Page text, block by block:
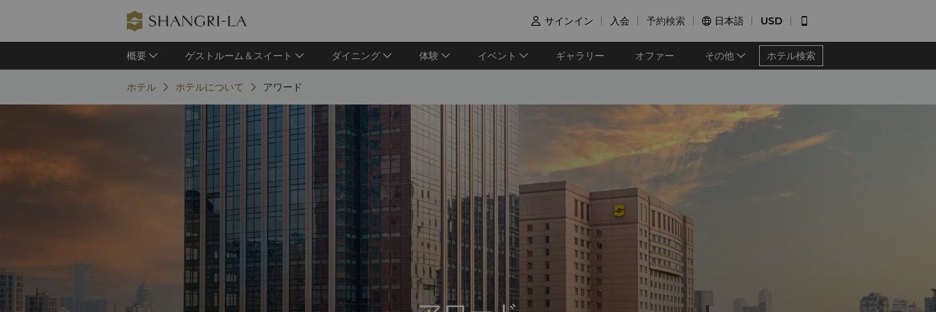
 サインイン 入会 予約検索  日本語 USD 
概要 ゲストルーム＆スイート ダイニング 体験 イベント ギャラリー オファー その他 ホテル検索
ホテル ホテルについて アワード